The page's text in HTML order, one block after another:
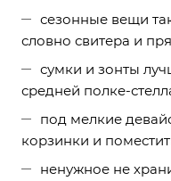
сезонные вещи
словно свитера и
сумки и зонты
средней полке-
под мелкие
корзинки и
ненужное не